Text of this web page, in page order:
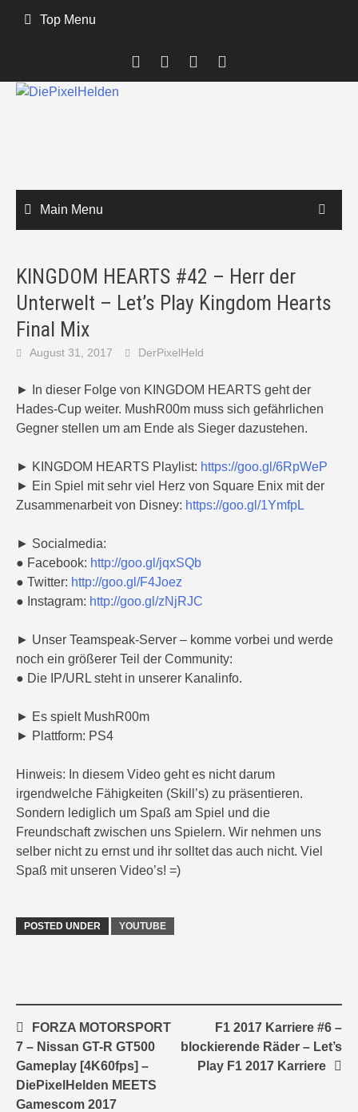
Top Menu
Main Menu
KINGDOM HEARTS #42 – Herr der
Unterwelt – Let’s Play Kingdom Hearts
Final Mix
August 31, 2017 DerPixelHeld
► In dieser Folge von KINGDOM HEARTS geht der
Hades-Cup weiter. MushR00m muss sich gefährlichen
Gegner stellen um am Ende als Sieger dazustehen.
► KINGDOM HEARTS Playlist: https://goo.gl/6RpWeP
► Ein Spiel mit sehr viel Herz von Square Enix mit der
Zusammenarbeit von Disney: https://goo.gl/1YmfpL
► Socialmedia:
● Facebook: http://goo.gl/jqxSQb
● Twitter: http://goo.gl/F4Joez
● Instagram: http://goo.gl/zNjRJC
► Unser Teamspeak-Server – komme vorbei und werde
noch ein größerer Teil der Community:
● Die IP/URL steht in unserer Kanalinfo.
► Es spielt MushR00m
► Plattform: PS4
Hinweis: In diesem Video geht es nicht darum
irgendwelche Fähigkeiten (Skill’s) zu präsentieren.
Sondern lediglich um Spaß am Spiel und die
Freundschaft zwischen uns Spielern. Wir nehmen uns
selber nicht zu ernst und ihr solltet das auch nicht. Viel
Spaß mit unseren Video’s! =)
POSTED UNDER YOUTUBE
Post
navigation
FORZA MOTORSPORT
7 – Nissan GT-R GT500
Gameplay [4K60fps] –
DiePixelHelden MEETS
Gamescom 2017
F1 2017 Karriere #6 –
blockierende Räder – Let’s
Play F1 2017 Karriere